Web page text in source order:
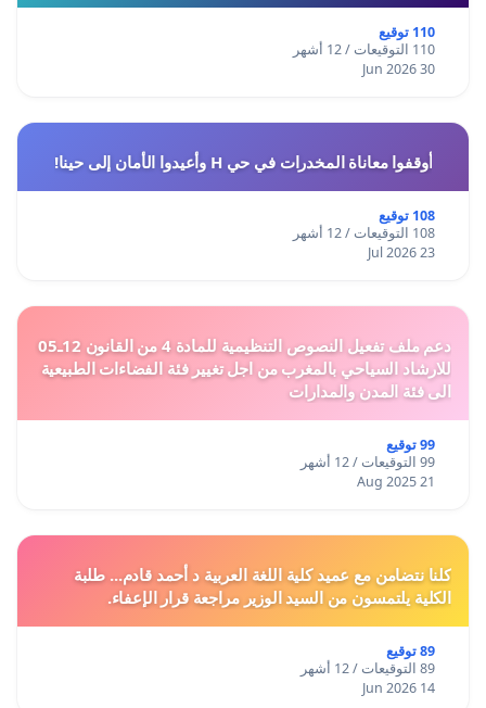
110 توقيع
110 التوقيعات / 12 أشهر
30 Jun 2026
أوقفوا معاناة المخدرات في حي H وأعيدوا الأمان إلى حينا!
108 توقيع
108 التوقيعات / 12 أشهر
23 Jul 2026
دعم ملف تفعيل النصوص التنظيمية للمادة 4 من القانون 12ـ05
للارشاد السياحي بالمغرب من اجل تغيير فئة الفضاءات الطبيعية
الى فئة المدن والمدارات
99 توقيع
99 التوقيعات / 12 أشهر
21 Aug 2025
كلنا نتضامن مع عميد كلية اللغة العربية د أحمد قادم... طلبة
الكلية يلتمسون من السيد الوزير مراجعة قرار الإعفاء.
89 توقيع
89 التوقيعات / 12 أشهر
14 Jun 2026